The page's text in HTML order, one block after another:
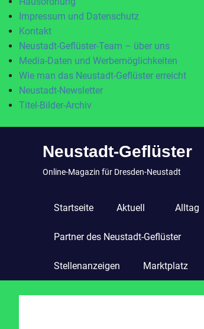
Impressum und Datenschutz
Kontakt
Neustadt-Geflüster-Team – über uns
Media-Daten und Werbemöglichkeiten
Wie man das Neustadt-Geflüster erreicht
Neustadt-Newsletter
Titel-Bilder-Archiv
Neustadt-Geflüster
Online-Magazin für Dresden-Neustadt
Startseite Aktuell Alltag
Partner des Neustadt-Geflüster
Stellenanzeigen Marktplatz